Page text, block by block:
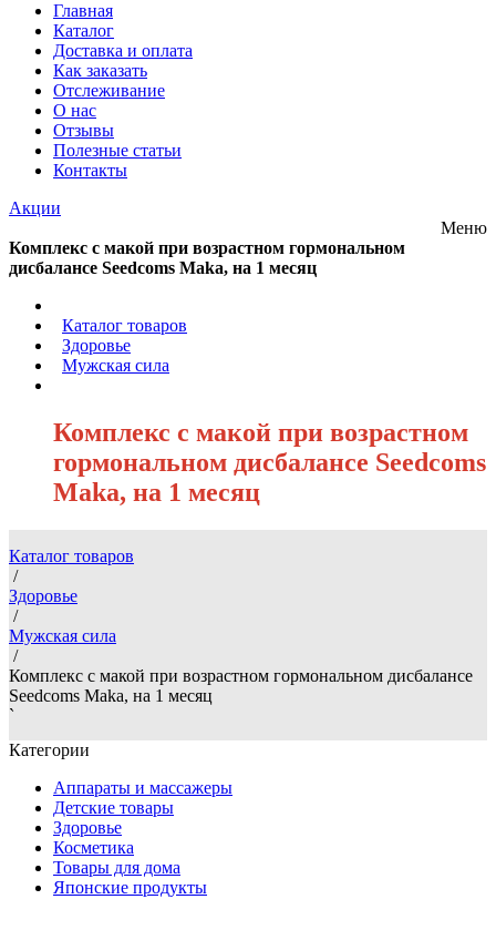
Главная
Каталог
Доставка и оплата
Как заказать
Отслеживание
О нас
Отзывы
Полезные статьи
Контакты
Акции
Меню
Комплекс с макой при возрастном гормональном
дисбалансе Seedcoms Maka, на 1 месяц
Каталог товаров
Здоровье
Мужская сила
Комплекс с макой при возрастном
гормональном дисбалансе Seedcoms
Maka, на 1 месяц
Каталог товаров
/
Здоровье
/
Мужская сила
/
Комплекс с макой при возрастном гормональном дисбалансе
Seedcoms Maka, на 1 месяц
`
Категории
Аппараты и массажеры
Детские товары
Здоровье
Косметика
Товары для дома
Японские продукты